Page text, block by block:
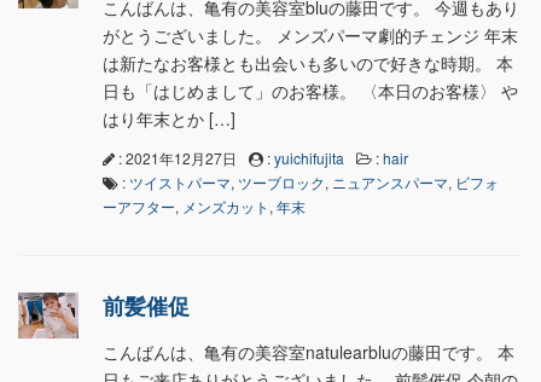
こんばんは、亀有の美容室bluの藤田です。 今週もあり
がとうございました。 メンズパーマ劇的チェンジ 年末
は新たなお客様とも出会いも多いので好きな時期。 本
日も「はじめまして」のお客様。 〈本日のお客様〉 や
はり年末とか […]
: 2021年12月27日 :yuichifujita :hair
: ツイストパーマ, ツーブロック, ニュアンスパーマ, ビフォ
ーアフター, メンズカット , 年末
前髪催促
こんばんは、亀有の美容室natulearbluの藤田です。 本